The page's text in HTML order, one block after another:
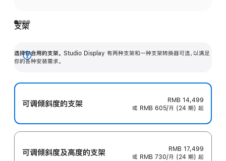
支架
选择你合用的支架。 Studio Display 有两种支架和一种支架转换器可选，以满足
你的各种安装需求。
展
可调倾斜度的支架
RMB 14,499
或 RMB 605/月 (24 期) 起
可调倾斜度及高‍度的支‍架
RMB 17,499
或 RMB 730/月 (24 期) 起